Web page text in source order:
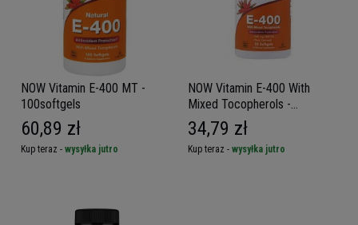
NOW Vitamin E-400 MT -
100softgels
60,89 zł
Kup teraz - wysyłka jutro
NOW Vitamin E-400 With
Mixed Tocopherols -
50softgels - Witamina E z
Mieszanymi Tokoferolami
34,79 zł
Kup teraz - wysyłka jutro